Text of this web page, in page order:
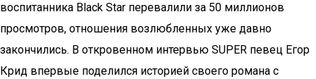
воспитанника Black Star перевалили за 50 миллионов
просмотров, отношения возлюбленных уже давно
закончились. В откровенном интервью SUPER певец Егор
Крид впервые поделился историей своего романа с